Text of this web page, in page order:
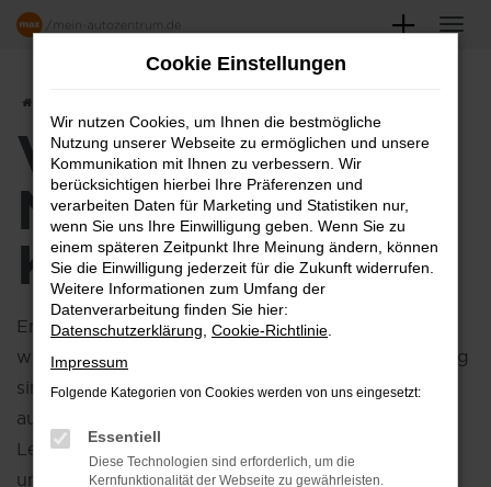
Zum
VW ID.4
NEUWAGEN
KAUFEN
Entdecken Sie denVW ID.4– die perfekte Wahl,
wenn Sie auf der Suche nach einem neuen Fahrzeug
sind, das modernste Technologie,
außergewöhnlichen Komfort und herausragende
Leistung vereint. Mit seinem dynamischen Design
und den innovativen Features ist der ID.4 nicht nur
Cookie Einstellungen
Wir nutzen Cookies, um Ihnen die bestmögliche
Nutzung unserer Webseite zu ermöglichen und unsere
Kommunikation mit Ihnen zu verbessern. Wir
berücksichtigen hierbei Ihre Präferenzen und
verarbeiten Daten für Marketing und Statistiken nur,
wenn Sie uns Ihre Einwilligung geben. Wenn Sie zu
einem späteren Zeitpunkt Ihre Meinung ändern, können
Sie die Einwilligung jederzeit für die Zukunft widerrufen.
Weitere Informationen zum Umfang der
Datenverarbeitung finden Sie hier:
Datenschutzerklärung Cookie-Richtlinie
Impressum
Folgende Kategorien von Cookies werden von uns eingesetzt:
Essentiell
Diese Technologien sind erforderlich, um die
Kernfunktionalität der Webseite zu gewährleisten.